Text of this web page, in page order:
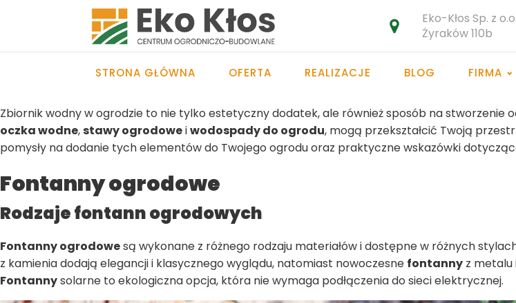
Eko-Kłos Sp. z o.o.
Żyraków 110b
STRONA GŁÓWNA OFERTA REALIZACJE BLOG FIRMA
Zbiornik wodny w ogrodzie to nie tylko estetyczny dodatek, ale również sposób na stworzenie
oczka wodne, stawy ogrodoweiwodospady do ogrodu, mogą przekształcić Twoją
pomysły na dodanie tych elementów do Twojego ogrodu oraz praktyczne wskazówki
Fontanny ogrodowe
Rodzaje fontann ogrodowych
Fontanny ogrodowesą wykonane z różnego rodzaju materiałów i dostępne w różnych
z kamienia dodają elegancji i klasycznego wyglądu, natomiast nowoczesne fontanny z metalu
Fontannysolarne to ekologiczna opcja, która nie wymaga podłączenia do sieci elektrycznej.